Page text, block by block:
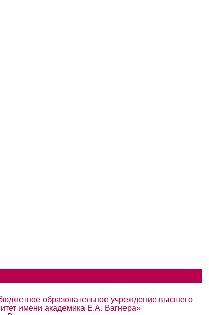
образовательное учреждение высшего
имени академика Е.А. Вагнера»